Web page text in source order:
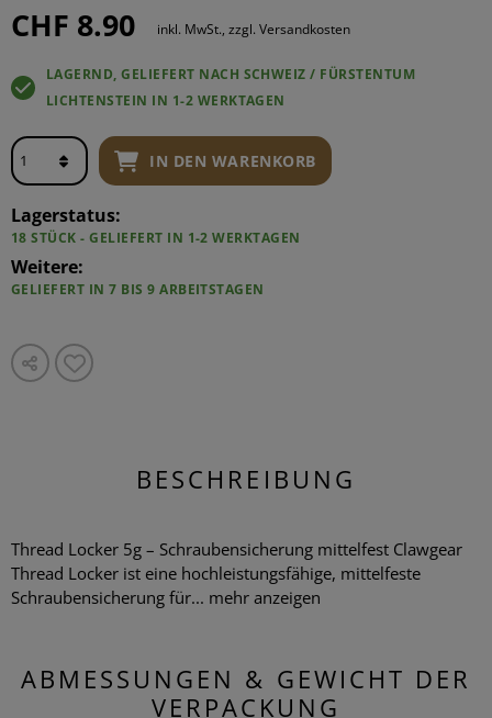
CHF 8.90 inkl. MwSt., zzgl. Versandkosten
LAGERND, GELIEFERT NACH SCHWEIZ / FÜRSTENTUM
LICHTENSTEIN IN 1-2 WERKTAGEN
IN DEN WARENKORB
Lagerstatus:
18 STÜCK - GELIEFERT IN 1-2 WERKTAGEN
Weitere:
GELIEFERT IN 7 BIS 9 ARBEITSTAGEN
BESCHREIBUNG
Thread Locker 5g – Schraubensicherung mittelfest Clawgear
Thread Locker ist eine hochleistungsfähige, mittelfeste
Schraubensicherung für... mehr anzeigen
ABMESSUNGEN & GEWICHT DER
VERPACKUNG